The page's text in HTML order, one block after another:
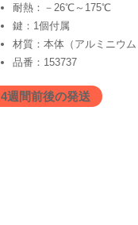
耐熱：－26℃～175℃
鍵：1個付属
材質：本体（アルミニウ
品番：153737
4週間前後の発送